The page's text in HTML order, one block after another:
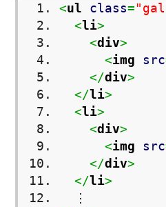
<ul class=
<li>
<div>
<img src
</div>
</li>
<li>
<div>
<img src
</div>
</li>
⋮